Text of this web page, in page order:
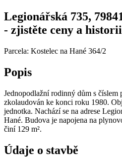
Legionářská 735,
- zjistěte ceny a
Parcela: Kostelec na Hané 364/2
Popis
Jednopodlažní rodinný dům s číslem
zkolaudován ke konci roku 1980.
jednotka. Nachází se na adrese
Hané. Budova je napojena na
činí 129 m².
Údaje o stavbě